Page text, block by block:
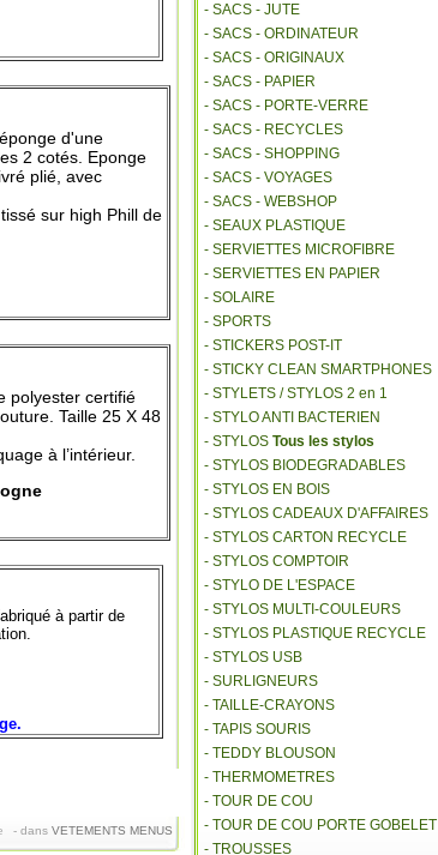
d'une
2 cotés. Eponge
plié, avec
sur high Phill de
polyester certifié
Taille 25 X 48
à l’intérieur.
à partir de
- dans VETEMENTS MENUS
- SACS - JUTE
- SACS - ORDINATEUR
- SACS - ORIGINAUX
- SACS - PAPIER
- SACS - PORTE-VERRE
- SACS - RECYCLES
- SACS - SHOPPING
- SACS - VOYAGES
- SACS - WEBSHOP
- SEAUX PLASTIQUE
- SERVIETTES MICROFIBRE
- SERVIETTES EN PAPIER
- SOLAIRE
- SPORTS
- STICKERS POST-IT
- STICKY CLEAN SMARTPHONES
- STYLETS / STYLOS 2 en 1
- STYLO ANTI BACTERIEN
- STYLOS Tous les stylos
- STYLOS BIODEGRADABLES
- STYLOS EN BOIS
- STYLOS CADEAUX D'AFFAIRES
- STYLOS CARTON RECYCLE
- STYLOS COMPTOIR
- STYLO DE L'ESPACE
- STYLOS MULTI-COULEURS
- STYLOS PLASTIQUE RECYCLE
- STYLOS USB
- SURLIGNEURS
- TAILLE-CRAYONS
- TAPIS SOURIS
- TEDDY BLOUSON
- THERMOMETRES
- TOUR DE COU
- TOUR DE COU PORTE GOBELET
- TROUSSES